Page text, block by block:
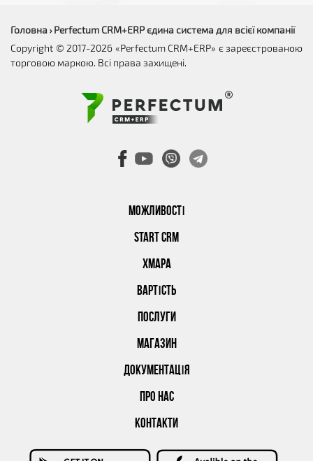
МОЖЛИВОСТІ
START CRM
ХМАРА
ВАРТІСТЬ
ПОСЛУГИ
МАГАЗИН
ДОКУМЕНТАЦІЯ
ПРО НАС
КОНТАКТИ
Головна › Perfectum CRM+ERP єдина система для всієї компанії
Copyright © 2017-2026 «Perfectum CRM+ERP» є зареєстрованою
торговою маркою. Всі права захищені.